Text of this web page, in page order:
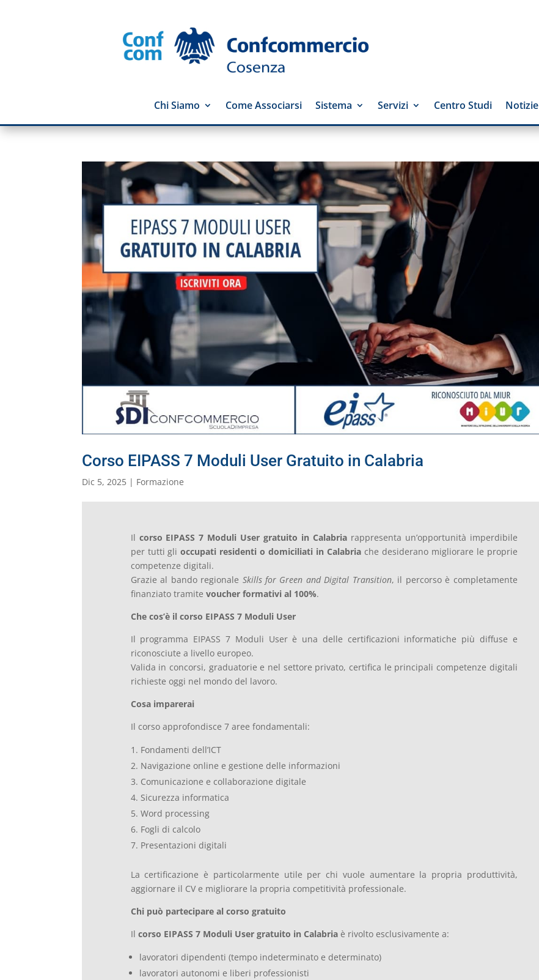
Chi Siamo Come Associarsi Sistema Servizi Centro Studi Notizie
Corso EIPASS 7 Moduli User Gratuito in Calabria
Dic 5, 2025 | Formazione
Il corso EIPASS 7 Moduli User gratuito in Calabria rappresenta un’opportunità imperdibile
per tutti glioccupati residenti o domiciliati in Calabria che desiderano migliorare le proprie
competenze digitali.
Grazie al bando regionale Skills for Green and Digital Transition, il percorso è completamente
finanziato tramite voucher formativi al 100%.
Che cos’è il corso EIPASS 7 Moduli User
Il programma EIPASS 7 Moduli User è una delle certificazioni informatiche più diffuse e
riconosciute a livello europeo.
Valida in concorsi, graduatorie e nel settore privato, certifica le principali competenze digitali
richieste oggi nel mondo del lavoro.
Cosa imparerai
Il corso approfondisce 7 aree fondamentali:
Fondamenti dell’ICT
Navigazione online e gestione delle informazioni
Comunicazione e collaborazione digitale
Sicurezza informatica
Word processing
Fogli di calcolo
Presentazioni digitali
La certificazione è particolarmente utile per chi vuole aumentare la propria produttività,
aggiornare il CV e migliorare la propria competitività professionale.
Chi può partecipare al corso gratuito
Il corso EIPASS 7 Moduli User gratuito in Calabriaè rivolto esclusivamente a:
lavoratori dipendenti (tempo indeterminato e determinato)
lavoratori autonomi e liberi professionisti